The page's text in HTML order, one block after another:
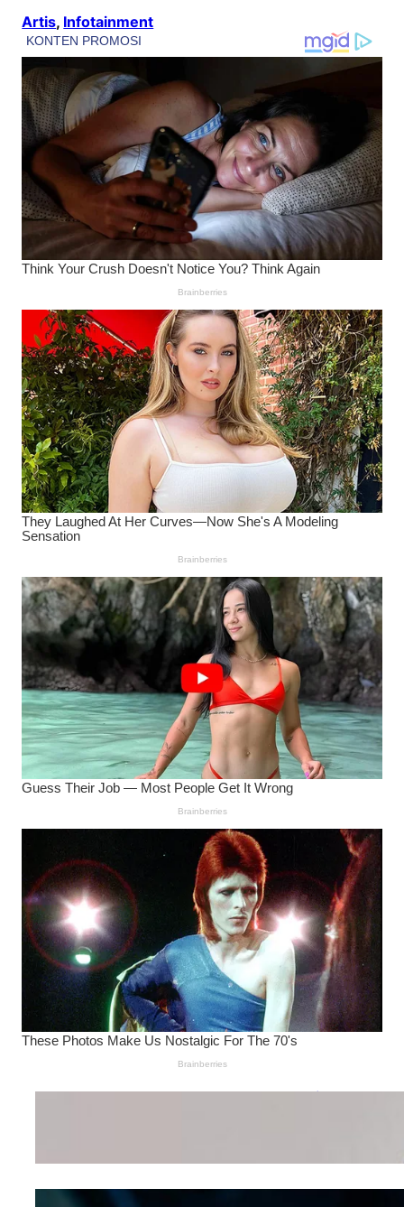
Artis, Infotainment
Wanita Pamer Pakaian
Kepribadian